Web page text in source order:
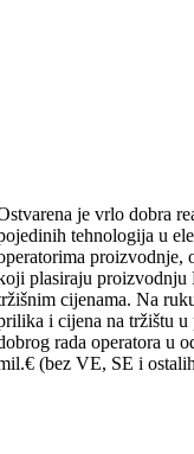
je vrlo dobra
tehnologija u
proizvodnje,
plasiraju
cijenama. Na
i cijena na tržištu
rada operatora u
(bez VE, SE i